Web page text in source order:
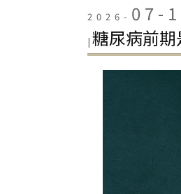
2026- 07-
|糖尿病前